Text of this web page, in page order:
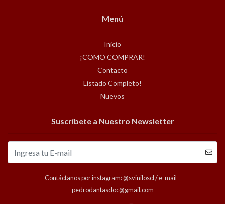
Menú
Inicio
¡COMO COMPRAR!
Contacto
Listado Completo!
Nuevos
Suscríbete a Nuestro Newsletter
Contáctanos por instagram: @sviniloscl / e-mail -
pedrodantasdoc@gmail.com